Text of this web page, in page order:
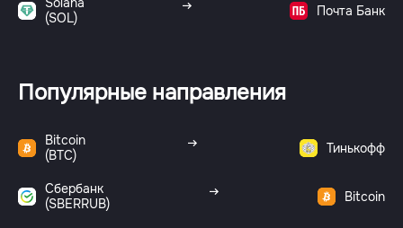
(SOL)
Почта Банк
Популярные направления
Bitcoin
(BTC)
Тинькофф
Сбербанк
(SBERRUB)
Bitcoin